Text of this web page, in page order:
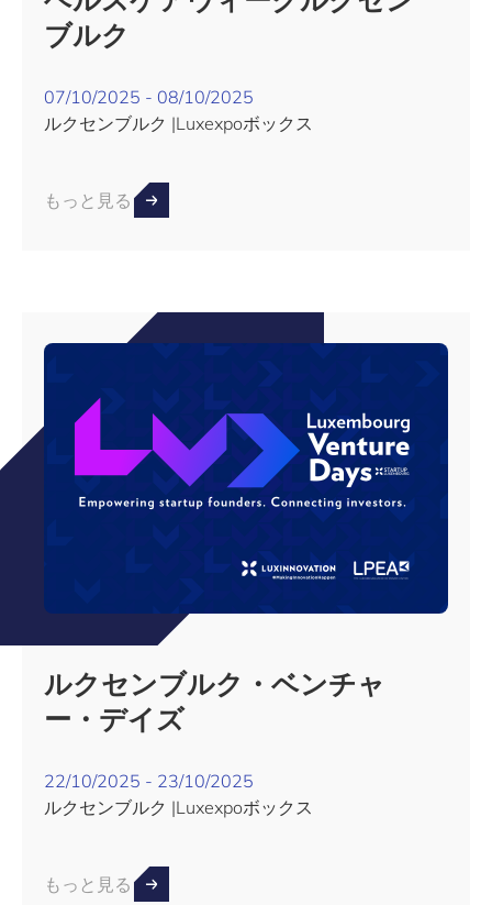
ブルク
07/10/2025 - 08/10/2025
ルクセンブルク |Luxexpoボックス
もっと見る
ルクセンブルク・ベンチャ
ー・デイズ
22/10/2025 - 23/10/2025
ルクセンブルク |Luxexpoボックス
もっと見る